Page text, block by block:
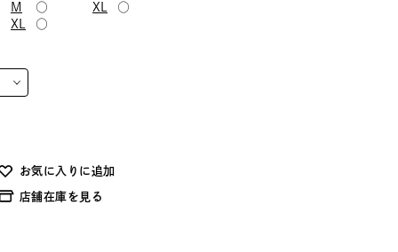
M
○
XL
○
XL
○
お気に入りに追加
店舗在庫を見る